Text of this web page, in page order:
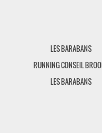
LES BARABANS
RUNNING CONSEIL
LES BARABANS